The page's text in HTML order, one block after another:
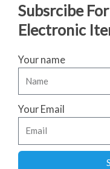
Subsrcibe
Electronic
Your name
Your Email